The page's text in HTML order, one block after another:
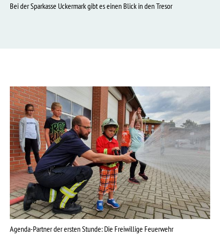
Bei der Sparkasse Uckermark gibt es einen Blick in den Tresor
Agenda-Partner der ersten Stunde: Die Freiwillige Feuerwehr